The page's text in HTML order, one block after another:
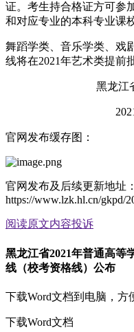
证。考生持合格证方可参
和对应专业的本科专业课
舞蹈学类、音乐学类、戏
线将在2021年艺术类提前
黑龙江省招生
2021年1
官网发布缓存图：
官网发布及后续更新地址：
https://www.lzk.hl.cn/gkpd/
阅读原文内容投诉
黑龙江省2021年普通高等
线（校考资格线）公布
下载Word文档到电脑，方
下载Word文档